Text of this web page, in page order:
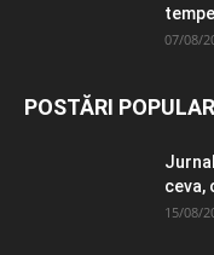
07/08/
POSTĂRI
ceva,
15/08/